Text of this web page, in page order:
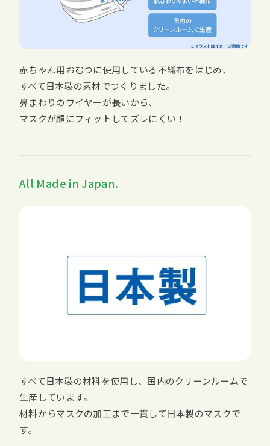
赤ちゃん用おむつに使用している不織布をはじめ、
すべて日本製の素材でつくりました。
鼻まわりのワイヤーが長いから、
マスクが顔にフィットしてズレにくい！
All Made in Japan.
すべて日本製の材料を使用し、国内のクリーンルームで
生産しています。
材料からマスクの加工まで一貫して日本製のマスクで
す。